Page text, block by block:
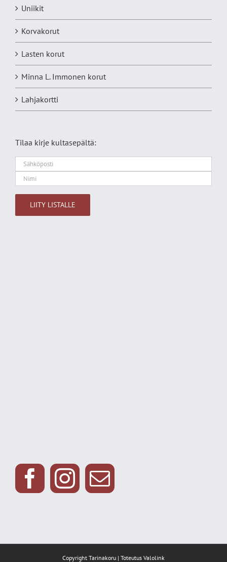
Uniikit
Korvakorut
Lasten korut
Minna L. Immonen korut
Lahjakortti
Tilaa kirje kultasepältä:
Copyright Tarinakoru | Toteutus Valolink